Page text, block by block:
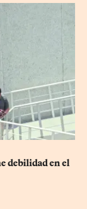
debilidad en el